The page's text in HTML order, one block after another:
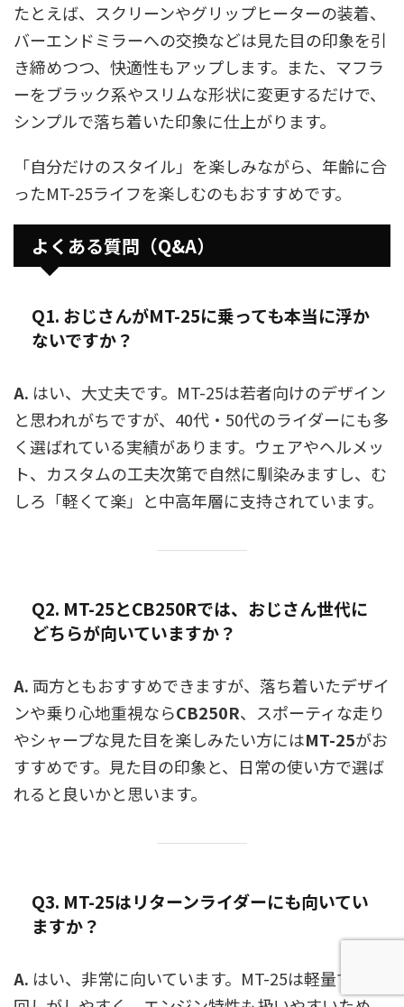
たとえば、スクリーンやグリップヒーターの装着、
バーエンドミラーへの交換などは見た目の印象を引
き締めつつ、快適性もアップします。また、マフラ
ーをブラック系やスリムな形状に変更するだけで、
シンプルで落ち着いた印象に仕上がります。
「自分だけのスタイル」を楽しみながら、年齢に合
ったMT-25ライフを楽しむのもおすすめです。
よくある質問（Q&A）
Q1. おじさんがMT-25に乗っても本当に浮か
ないですか？
A. はい、大丈夫です。MT-25は若者向けのデザイン
と思われがちですが、40代・50代のライダーにも多
く選ばれている実績があります。ウェアやヘルメッ
ト、カスタムの工夫次第で自然に馴染みますし、む
しろ「軽くて楽」と中高年層に支持されています。
Q2. MT-25とCB250Rでは、おじさん世代に
どちらが向いていますか？
A.両方ともおすすめできますが、落ち着いたデザイ
ンや乗り心地重視ならCB250R、スポーティな走り
やシャープな見た目を楽しみたい方にはMT-25がお
すすめです。見た目の印象と、日常の使い方で選ば
れると良いかと思います。
Q3. MT-25はリターンライダーにも向いてい
ますか？
A. はい、非常に向いています。MT-25は軽量で取り